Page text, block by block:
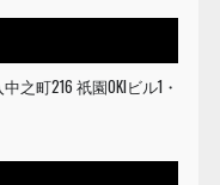
町216 祇園OKIビル1・